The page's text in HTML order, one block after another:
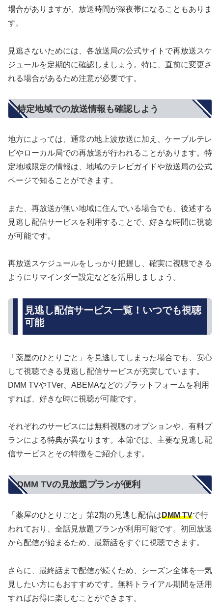
場合がありますが、放送時間が深夜帯になることもありま
す。
見逃さないためには、各放送局の公式サイトで再放送スケ
ジュールを定期的に確認しましょう。特に、直前に変更さ
れる場合があるため注意が必要です。
特定地域での放送情報も確認しよう
地方によっては、通常の地上波放送に加え、ケーブルテレ
ビやローカル局での再放送が行われることがあります。特
定地域限定の情報は、地域のテレビガイドや放送局の公式
ページで知ることができます。
また、再放送が無い地域に住んでいる場合でも、後述する
見逃し配信サービスを利用することで、好きな時間に視聴
が可能です。
再放送スケジュールをしっかり把握し、確実に視聴できる
ようにリマインダー設定などを活用しましょう。
見逃し配信サービス一覧！いつでも視聴
可能
「薬屋のひとりごと」を見逃してしまった場合でも、安心
して視聴できる見逃し配信サービスが充実しています。
DMM TVやTVer、ABEMAなどのプラットフォームを利用
すれば、好きな時に視聴が可能です。
それぞれのサービスには無料視聴のオプションや、有料プ
ランによる特典が異なります。本節では、主要な見逃し配
信サービスとその特徴をご紹介します。
DMM TVの見放題プランが便利
「薬屋のひとりごと」第2期の見逃し配信はDMM TVで行
われており、全話見放題プランが利用可能です。初回放送
から配信が始まるため、最新話をすぐに視聴できます。
さらに、最終話まで配信が続くため、シーズン全体を一気
見したい方にもおすすめです。無料トライアル期間を活用
すればお得に楽しむことができます。